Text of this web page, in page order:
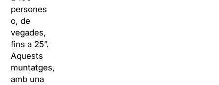
persones
o, de
vegades,
fins a 25”.
Aquests
muntatges,
amb una